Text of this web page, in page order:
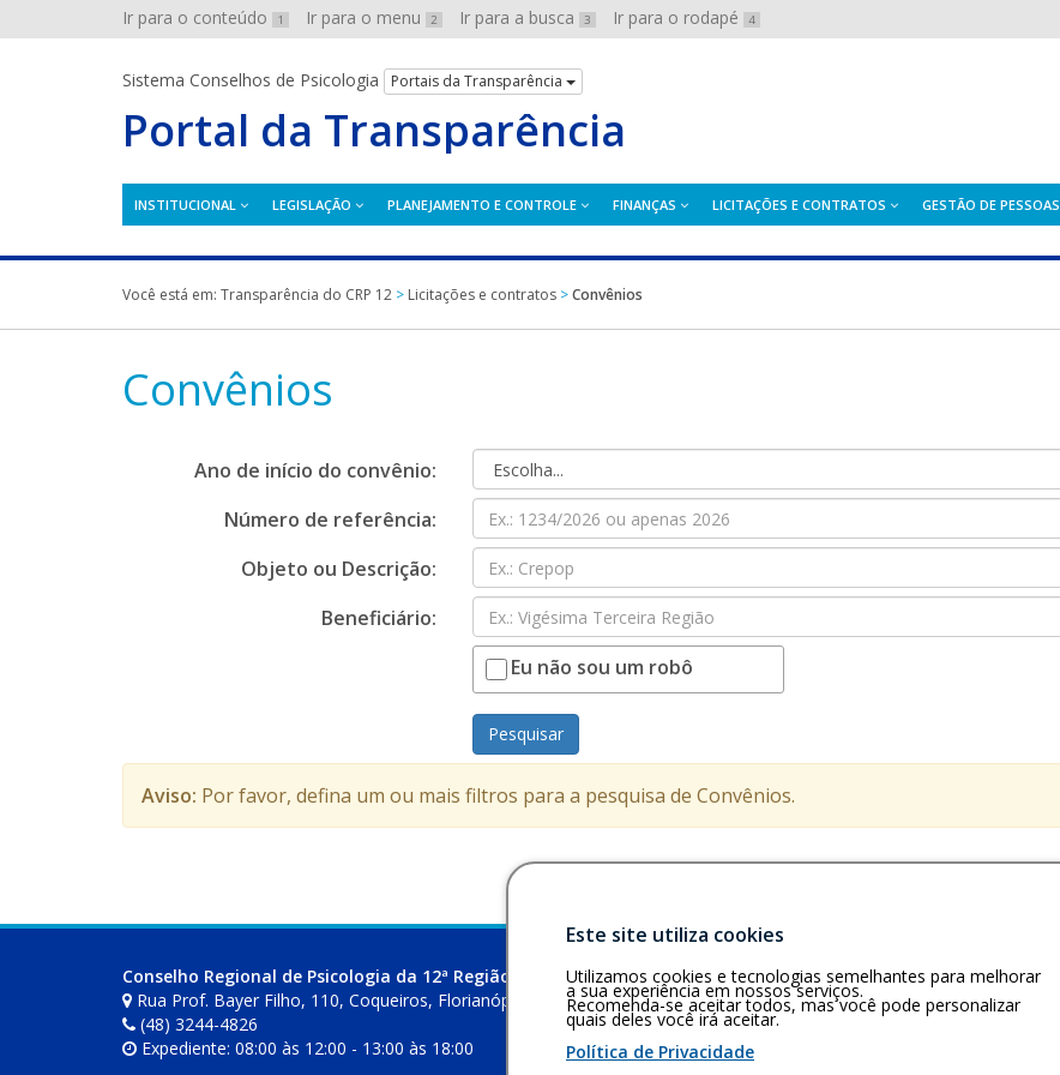
Ir para o conteúdo 1 Ir para o menu 2 Ir para a busca 3 Ir para o rodapé 4
Sistema Conselhos de Psicologia Portais da Transparência
Portal da Transparência
INSTITUCIONAL LEGISLAÇÃO PLANEJAMENTO E CONTROLE FINANÇAS LICITAÇÕES E CONTRATOS GESTÃO DE PESSOAS
Você está em: Transparência do CRP 12 > Licitações e contratos >Convênios
Convênios
Ano de início do convênio:
Número de referência:
Objeto ou Descrição:
Beneficiário:
Eu não sou um robô
Pesquisar
Aviso: Por favor, defina um ou mais filtros para a pesquisa de Convênios.
Conselho Regional de Psicologia da 12ª Região (SC)
Rua Prof. Bayer Filho, 110, Coqueiros, Florianópolis-SC, 88080-300
(48) 3244-4826
Expediente: 08:00 às 12:00 - 13:00 às 18:00
Buscar
Este site utiliza cookies
Utilizamos cookies e tecnologias semelhantes para melhorar
a sua experiência em nossos serviços.
Recomenda-se aceitar todos, mas você pode personalizar
quais deles você irá aceitar.
Política de Privacidade